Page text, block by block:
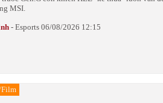
MSI.
- Esports 06/08/2026 12:15
Film